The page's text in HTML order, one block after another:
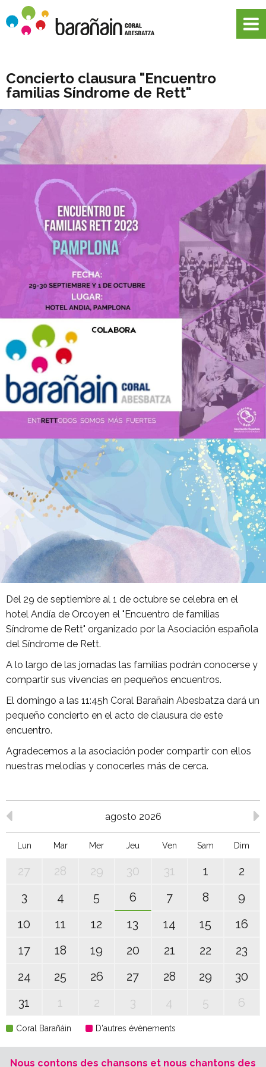
Concierto clausura "Encuentro
familias Síndrome de Rett"
Del 29 de septiembre al 1 de octubre se celebra en el
hotel Andía de Orcoyen el "Encuentro de familias
Síndrome de Rett" organizado por la Asociación española
del Síndrome de Rett.
A lo largo de las jornadas las familias podrán conocerse y
compartir sus vivencias en pequeños encuentros.
El domingo a las 11:45h Coral Barañain Abesbatza dará un
pequeño concierto en el acto de clausura de este
encuentro.
Agradecemos a la asociación poder compartir con ellos
nuestras melodías y conocerles más de cerca.
agosto 2026
Lun Mar Mer Jeu Ven Sam Dim
27 28 29 30 31 1
2
3
4 5 6 7 8
9
10
11 12 13 14 15
16
17
18 19 20 21 22
23
24
25 26 27 28 29
30
31
1 2 3 4 5 6
Coral Barañáin D'autres évènements
Nous contons des chansons et nous chantons des